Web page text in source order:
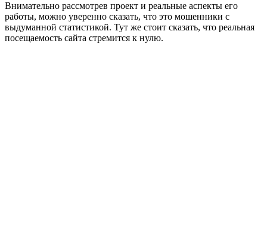
Внимательно рассмотрев проект и реальные аспекты его
работы, можно уверенно сказать, что это мошенники с
выдуманной статистикой. Тут же стоит сказать, что реальная
посещаемость сайта стремится к нулю.